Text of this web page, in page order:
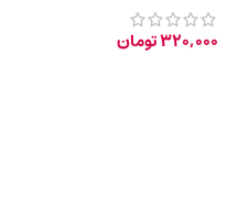
320,000تومان